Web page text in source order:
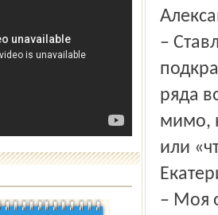
–
ряда
мимо,
или
– Моя